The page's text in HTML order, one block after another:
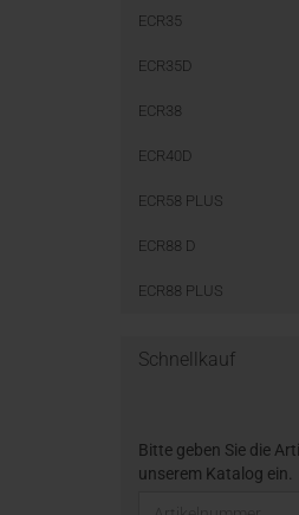
ECR35
ECR35D
ECR38
ECR40D
ECR58 PLUS
ECR88 D
ECR88 PLUS
Schnellkauf
Bitte geben Sie die
unserem Katalog ein.